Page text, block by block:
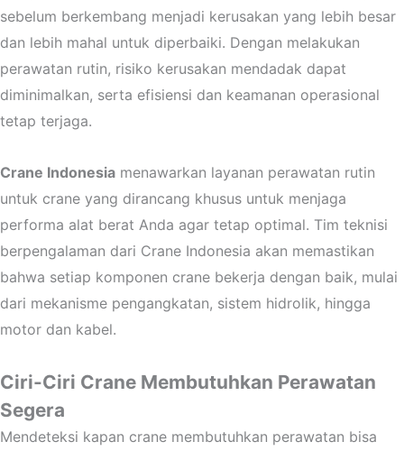
sebelum berkembang menjadi kerusakan yang lebih besar
dan lebih mahal untuk diperbaiki. Dengan melakukan
perawatan rutin, risiko kerusakan mendadak dapat
diminimalkan, serta efisiensi dan keamanan operasional
tetap terjaga.
Crane Indonesia menawarkan layanan perawatan rutin
untuk crane yang dirancang khusus untuk menjaga
performa alat berat Anda agar tetap optimal. Tim teknisi
berpengalaman dari Crane Indonesia akan memastikan
bahwa setiap komponen crane bekerja dengan baik, mulai
dari mekanisme pengangkatan, sistem hidrolik, hingga
motor dan kabel.
Ciri-Ciri Crane Membutuhkan Perawatan
Segera
Mendeteksi kapan crane membutuhkan perawatan bisa